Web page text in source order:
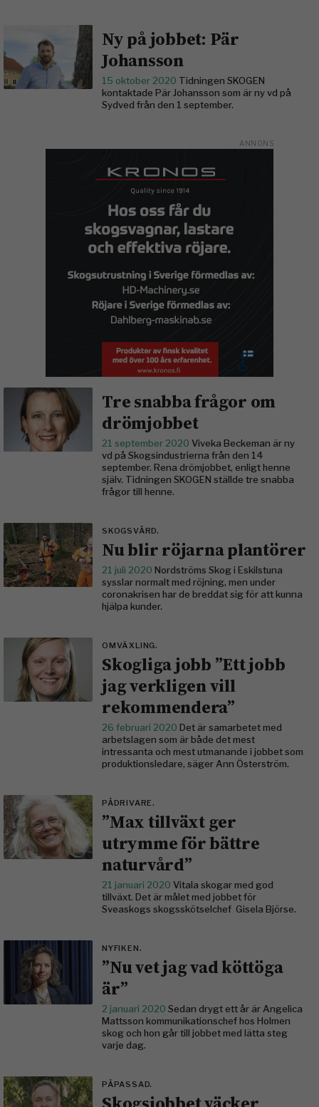
Ny på jobbet: Pär
Johansson
15 oktober 2020 Tidningen SKOGEN
kontaktade Pär Johansson som är ny vd på
Sydved från den 1 september.
Tre snabba frågor om
drömjobbet
21 september 2020 Viveka Beckeman är ny
vd på Skogsindustrierna från den 14
september. Rena drömjobbet, enligt henne
själv. Tidningen SKOGEN ställde tre snabba
frågor till henne.
SKOGSVÅRD.
Nu blir röjarna plantörer
21 juli 2020 Nordströms Skog i Eskilstuna
sysslar normalt med röjning, men under
corona­krisen har de breddat sig för att kunna
hjälpa kunder.
OMVÄXLING.
Skogliga jobb ”Ett jobb
jag verkligen vill
rekommendera”
26 februari 2020 Det är samarbetet med
arbetslagen som är både det mest
intressanta och mest utmanande i jobbet som
produktionsledare, säger Ann Österström.
PÅDRIVARE.
”Max tillväxt ger
utrymme för bättre
naturvård”
21 januari 2020 Vitala skogar med god
tillväxt. Det är målet med jobbet för
Sveaskogs skogsskötselchef Gisela ­Björse.
NYFIKEN.
”Nu vet jag vad köttöga
är”
2 januari 2020 Sedan drygt ett år är Angelica
Mattsson kommunikationschef hos Holmen
skog och hon går till jobbet med lätta steg
varje dag.
PÅPASSAD.